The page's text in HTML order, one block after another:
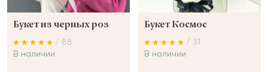
Букет из черных роз
/ 88
В наличии
Букет Космос
/ 31
В наличии